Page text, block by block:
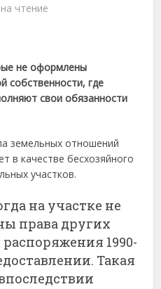
чтение
не оформлены
собственности, где
свои обязанности
земельных отношений
в качестве бесхозяйного
участков.
на участке не
права других
1990-
Такая